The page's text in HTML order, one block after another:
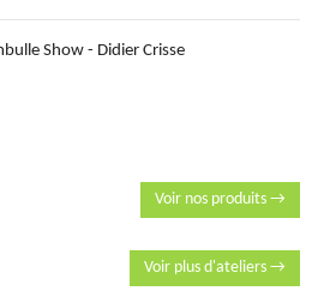
Show - Didier Crisse
Voir nos produits →
Voir plus d'ateliers →